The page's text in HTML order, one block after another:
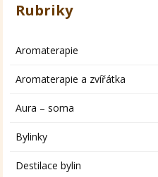
Rubriky
Aromaterapie
Aromaterapie a zvířátka
Aura – soma
Bylinky
Destilace bylin